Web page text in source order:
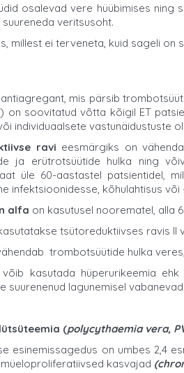
osalevad vere hüübimises
veritsusoht.
millest ei terveneta, kuid sageli
mis pärsib
on soovitatud võtta kõigil ET
individuaalsete vastunäidustuste
ravi eesmärgiks on
ja erütrotsüütide hulka ning
üle 60-aastastel patsientidel,
infektsioonidesse, kõhulahtisus
alfa on kasutusel noorematel, alla
tsütoreduktiivses ravis II
trombotsüütide hulka
võib kasutada hüperurikeemia
suurenenud lagunemisel
(polycythaemia vera,
esinemissagedus on umbes 2,4
kasvajad